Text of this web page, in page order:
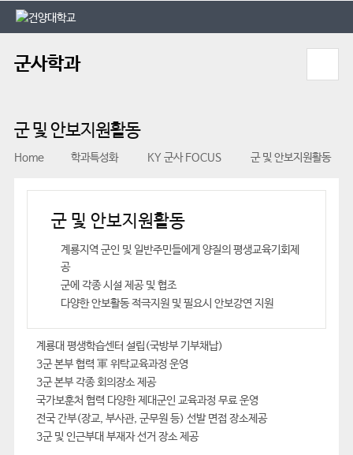
본문 바로가기
대메뉴 바로가기
군사학과
군 및 안보지원활동
Home 학과특성화 KY 군사 FOCUS 군 및 안보지원활동
군 및 안보지원활동
계룡지역 군인 및 일반주민들에게 양질의 평생교육기회제
공
군에 각종 시설 제공 및 협조
다양한 안보활동 적극지원 및 필요시 안보강연 지원
계룡대 평생학습센터 설립(국방부 기부채납)
3군 본부 협력 軍 위탁교육과정 운영
3군 본부 각종 회의장소 제공
국가보훈처 협력 다양한 제대군인 교육과정 무료 운영
전국 간부(장교, 부사관, 군무원 등) 선발 면접 장소제공
3군 및 인근부대 부재자 선거 장소 제공